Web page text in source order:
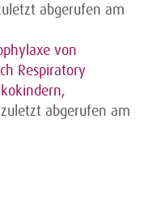
abgerufen am
von
Respiratory
zuletzt abgerufen am